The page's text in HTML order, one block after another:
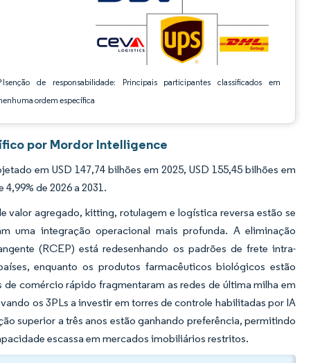
de responsabilidade: Principais participantes classificados em
ordem específica
por Mordor Intelligence
em USD 147,74 bilhões em 2025, USD 155,45 bilhões em
de 2026 a 2031.
valor agregado, kitting, rotulagem e logística reversa estão se
uma integração operacional mais profunda. A eliminação
(RCEP) está redesenhando os padrões de frete intra-
enquanto os produtos farmacêuticos biológicos estão
comércio rápido fragmentaram as redes de última milha em
os 3PLs a investir em torres de controle habilitadas por IA
superior a três anos estão ganhando preferência, permitindo
escassa em mercados imobiliários restritos.